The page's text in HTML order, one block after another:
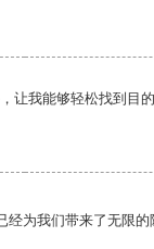
让我能够轻松找到目
为我们带来了无限的